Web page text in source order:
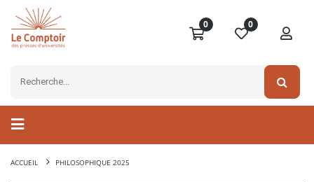
0 0
ACCUEIL PHILOSOPHIQUE 2025